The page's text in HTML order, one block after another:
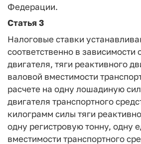
Федерации.
Статья 3
Налоговые ставки
соответственно в зависимости
двигателя, тяги реактивного
валовой вместимости
расчете на одну лошадиную
двигателя транспортного
килограмм силы тяги
одну регистровую тонну, одну
вместимости транспортного